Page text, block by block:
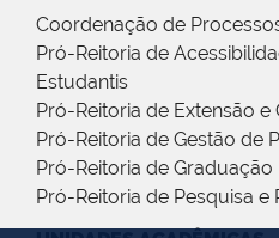
Coordenação de
Pró-Reitoria de
Estudantis
Pró-Reitoria de Extensão e
Pró-Reitoria de Gestão de
Pró-Reitoria de Graduação
Pró-Reitoria de Pesquisa e